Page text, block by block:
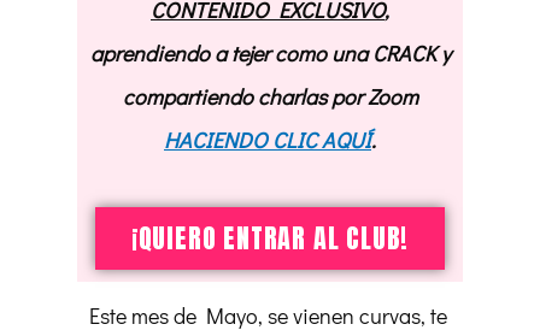
CONTENIDO EXCLUSIVO,
aprendiendo a tejer como una CRACK y
compartiendo charlas por Zoom
HACIENDO CLIC AQUÍ.
¡QUIERO ENTRAR AL CLUB!
Este mes de Mayo, se vienen curvas, te